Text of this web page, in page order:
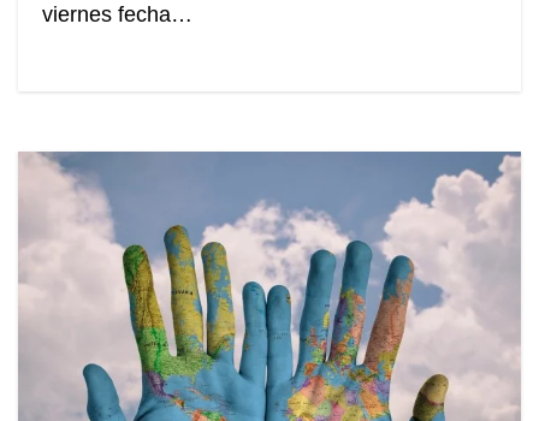
viernes fecha…